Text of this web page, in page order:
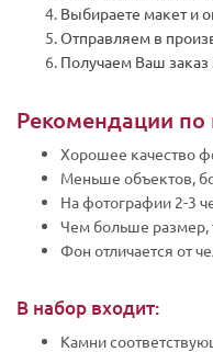
Выбираете макет и
Отправляем в
Получаем Ваш
Рекомендации
Хорошее качество
Меньше объектов,
На фотографии 2-3
Чем больше размер,
Фон отличается от
В набор входит:
Камни